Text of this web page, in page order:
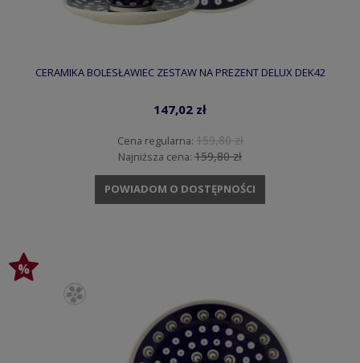
CERAMIKA BOLESŁAWIEC ZESTAW NA PREZENT DELUX DEK42
147,02 zł
Cena regularna: 159,80 zł
Najniższa cena: 159,80 zł
POWIADOM O DOSTĘPNOŚCI